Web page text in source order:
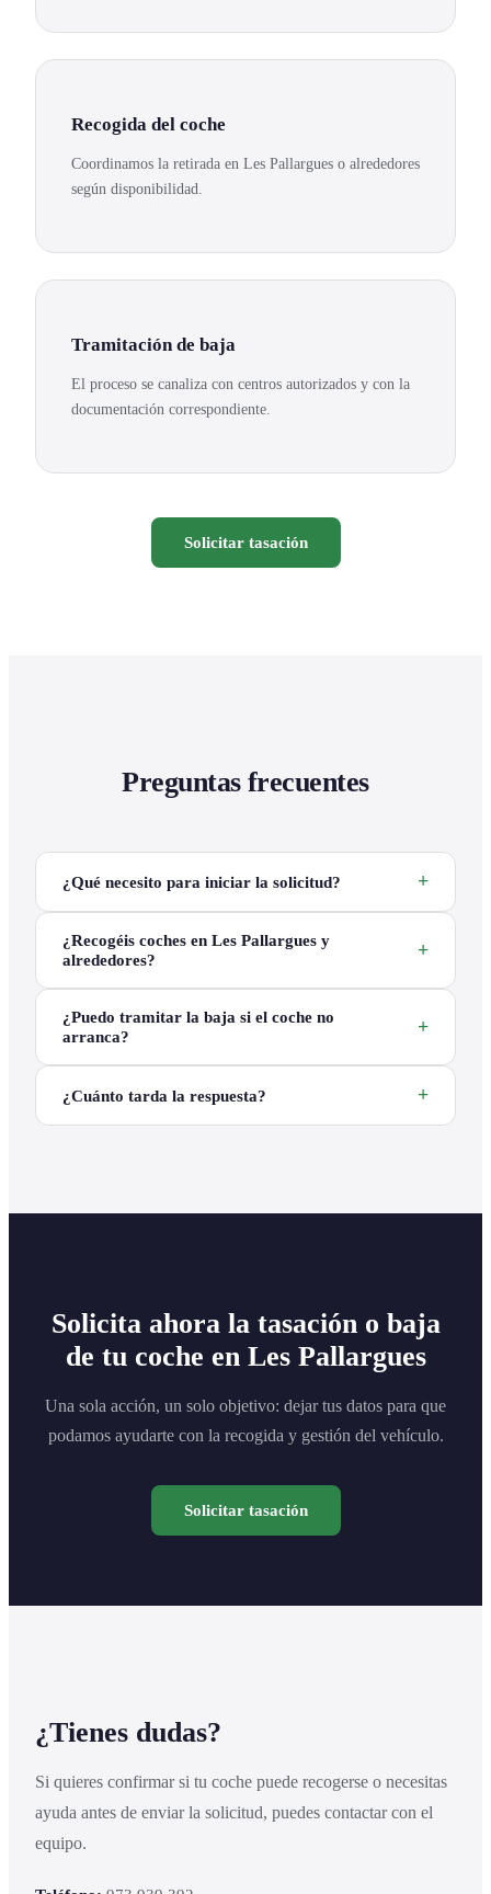
Recogida del coche
Coordinamos la retirada en Les Pallargues o alrededores
según disponibilidad.
Tramitación de baja
El proceso se canaliza con centros autorizados y con la
documentación correspondiente.
Solicitar tasación
Preguntas frecuentes
¿Qué necesito para iniciar la solicitud?
¿Recogéis coches en Les Pallargues y
alrededores?
¿Puedo tramitar la baja si el coche no
arranca?
¿Cuánto tarda la respuesta?
Solicita ahora la tasación o baja
de tu coche en Les Pallargues
Una sola acción, un solo objetivo: dejar tus datos para que
podamos ayudarte con la recogida y gestión del vehículo.
Solicitar tasación
¿Tienes dudas?
Si quieres confirmar si tu coche puede recogerse o necesitas
ayuda antes de enviar la solicitud, puedes contactar con el
equipo.